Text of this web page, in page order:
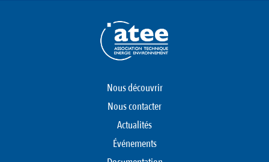
Nous découvrir
Nous contacter
Actualités
Événements